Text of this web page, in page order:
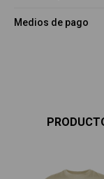
Medios de pago